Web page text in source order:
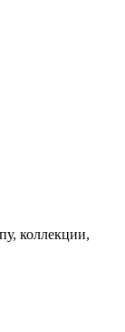
коллекции,